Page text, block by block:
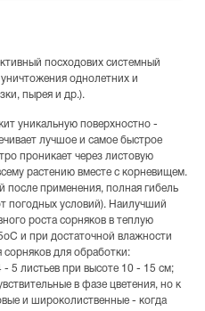
посходових системный
однолетних и
пырея и др.).
уникальную поверхностно -
лучшое и самое быстрое
проникает через листовую
растению вместе с корневищем.
после применения, полная гибель
погодных условий). Наилучший
роста сорняков в теплую
и при достаточной влажности
для обработки:
5 листьев при высоте 10 - 15 см;
в фазе цветения, но к
и широколиственные - когда